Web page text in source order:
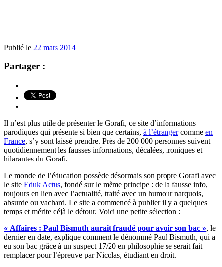
Publié le 22 mars 2014
Partager :
Il n’est plus utile de présenter le Gorafi, ce site d’informations
parodiques qui présente si bien que certains, à l’étrangercomme en
France, s’y sont laissé prendre. Près de 200 000 personnes suivent
quotidiennement les fausses informations, décalées, ironiques et
hilarantes du Gorafi.
Le monde de l’éducation possède désormais son propre Gorafi avec
le site Eduk Actus, fondé sur le même principe : de la fausse info,
toujours en lien avec l’actualité, traité avec un humour narquois,
absurde ou vachard. Le site a commencé à publier il y a quelques
temps et mérite déjà le détour. Voici une petite sélection :
« Affaires : Paul Bismuth aurait fraudé pour avoir son bac », le
dernier en date, explique comment le dénommé Paul Bismuth, qui a
eu son bac grâce à un suspect 17/20 en philosophie se serait fait
remplacer pour l’épreuve par Nicolas, étudiant en droit.